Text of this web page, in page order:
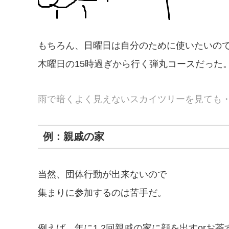
もちろん、日曜日は自分のために使いたいの
木曜日の15時過ぎから行く弾丸コースだった。
雨で暗くよく見えないスカイツリーを見ても
例：親戚の家
当然、団体行動が出来ないので
集まりに参加するのは苦手だ。